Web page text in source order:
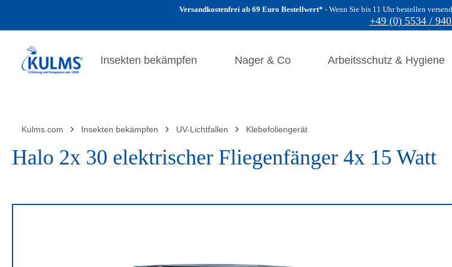
Versandkostenfrei ab 69 Euro Bestellwert* Wenn Sie bis 11 Uhr bestellen
+49 (0) 5534 /
Insekten bekämpfen Nager & Co Arbeitsschutz & Hygiene
Kulms.com Insekten bekämpfen UV-Lichtfallen Klebefoliengerät
Halo 2x 30 elektrischer Fliegenfänger 4x 15 Watt